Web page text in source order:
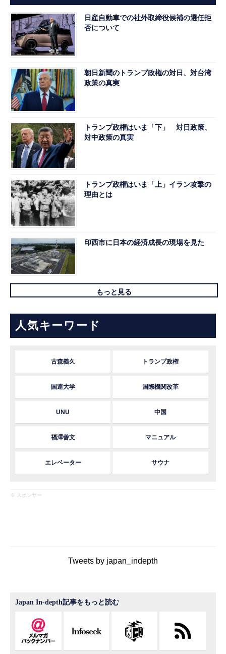
日産自動車での社外取締役候補の選任拒
否について
朝日新聞のトランプ政権の対日、対台湾
政策の真実
トランプ政権はいま「下」 対日政策、
対中政策の真実
トランプ政権はいま「上」イラン攻撃の
理由とは
印西市に日本の経済成長の現場を見た
もっと見る
人気キーワード
古森義久 トランプ政権
国連大学 国際機関改革
UNU 中国
福澤善文 マニュアル
エレベーター サウナ
※ スポンサー
Tweets by japan_indepth
Japan In-depth記事をもっと読む